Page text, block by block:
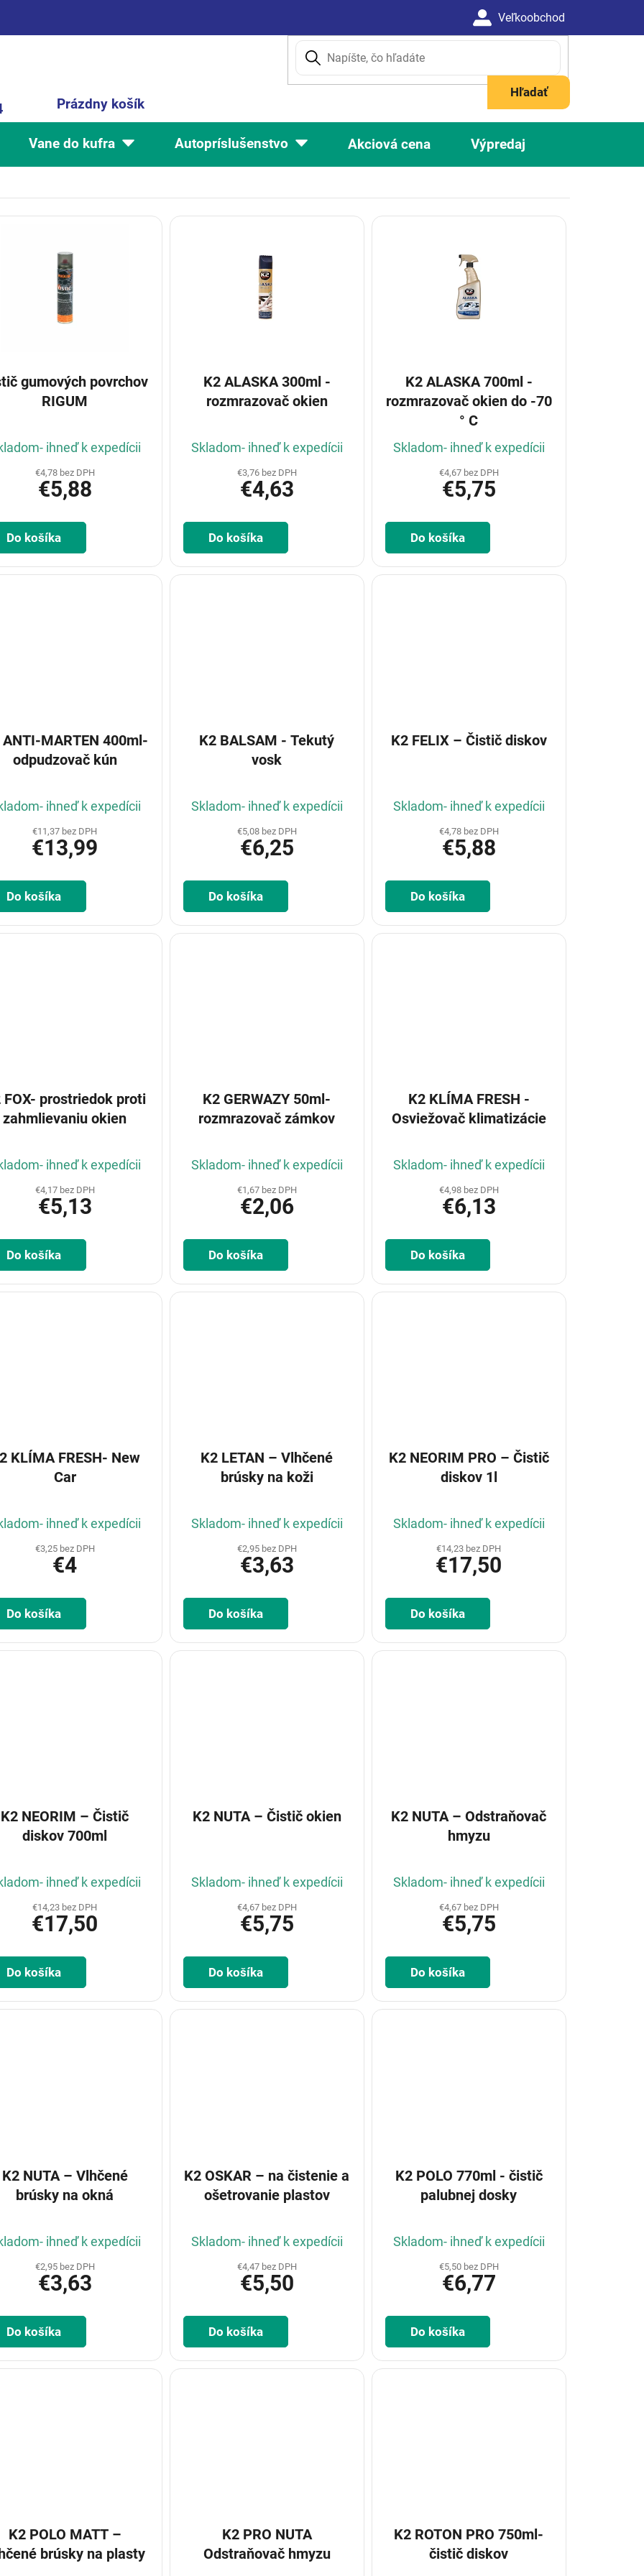
Hľadať
Nákupný
košík
Prázdny košík
Vane do kufra Autopríslušenstvo Akciová cena Výpredaj
gumových povrchov
RIGUM
ihneď k expedícii
€4,78 bez DPH
€5,88
Do košíka
K2 ALASKA 300ml -
rozmrazovač okien
Skladom- ihneď k expedícii
€3,76 bez DPH
€4,63
Do košíka
K2 ALASKA 700ml -
rozmrazovač okien do -70
° C
Skladom- ihneď k expedícii
€4,67 bez DPH
€5,75
Do košíka
ANTI-MARTEN 400ml-
odpudzovač kún
ihneď k expedícii
€11,37 bez DPH
€13,99
Do košíka
K2 BALSAM - Tekutý
vosk
Skladom- ihneď k expedícii
€5,08 bez DPH
€6,25
Do košíka
K2 FELIX – Čistič diskov
Skladom- ihneď k expedícii
€4,78 bez DPH
€5,88
Do košíka
FOX- prostriedok proti
zahmlievaniu okien
ihneď k expedícii
€4,17 bez DPH
€5,13
Do košíka
K2 GERWAZY 50ml-
rozmrazovač zámkov
Skladom- ihneď k expedícii
€1,67 bez DPH
€2,06
Do košíka
K2 KLÍMA FRESH -
Osviežovač klimatizácie
Skladom- ihneď k expedícii
€4,98 bez DPH
€6,13
Do košíka
KLÍMA FRESH- New
Car
ihneď k expedícii
€3,25 bez DPH
€4
Do košíka
K2 LETAN – Vlhčené
brúsky na koži
Skladom- ihneď k expedícii
€2,95 bez DPH
€3,63
Do košíka
K2 NEORIM PRO – Čistič
diskov 1l
Skladom- ihneď k expedícii
€14,23 bez DPH
€17,50
Do košíka
K2 NEORIM – Čistič
diskov 700ml
ihneď k expedícii
€14,23 bez DPH
€17,50
Do košíka
K2 NUTA – Čistič okien
Skladom- ihneď k expedícii
€4,67 bez DPH
€5,75
Do košíka
K2 NUTA – Odstraňovač
hmyzu
Skladom- ihneď k expedícii
€4,67 bez DPH
€5,75
Do košíka
K2 NUTA – Vlhčené
brúsky na okná
ihneď k expedícii
€2,95 bez DPH
€3,63
Do košíka
K2 OSKAR – na čistenie a
ošetrovanie plastov
Skladom- ihneď k expedícii
€4,47 bez DPH
€5,50
Do košíka
K2 POLO 770ml - čistič
palubnej dosky
Skladom- ihneď k expedícii
€5,50 bez DPH
€6,77
Do košíka
K2 POLO MATT –
brúsky na plasty
K2 PRO NUTA
Odstraňovač hmyzu
K2 ROTON PRO 750ml-
čistič diskov